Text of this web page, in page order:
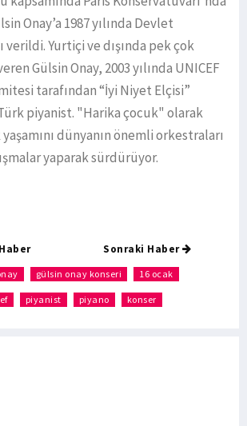
Onay’a 1987 yılında Devlet
verildi. Yurtiçi ve dışında pek çok
Gülsin Onay, 2003 yılında UNICEF
tarafından “İyi Niyet Elçisi”
piyanist. "Harika çocuk" olarak
dünyanın önemli orkestraları
yaparak sürdürüyor.
Sonraki Haber
gülsin onay konseri 16 ocak
piyanist piyano konser